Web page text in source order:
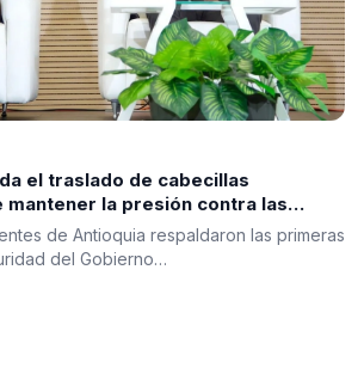
el traslado de cabecillas
mantener la presión contra las
de Antioquia respaldaron las primeras
del Gobierno…